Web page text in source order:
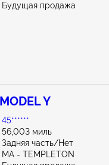
Будущая продажа
Y
45******
56,003 миль
Задняя часть/Нет
MA - TEMPLETON